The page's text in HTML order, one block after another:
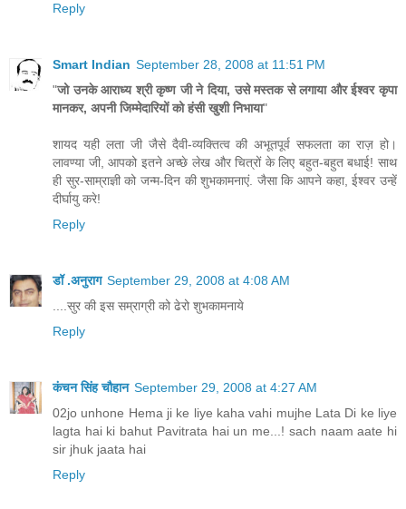
Reply
Smart Indian September 28, 2008 at 11:51 PM
"जो उनके आराध्य श्री कृष्ण जी ने दिया, उसे मस्तक से लगाया और ईश्वर कृपा
मानकर, अपनी जिम्मेदारियों को हंसी खुशी निभाया"
शायद यही लता जी जैसे दैवी-व्यक्तित्व की अभूतपूर्व सफलता का राज़ हो।
लावण्या जी, आपको इतने अच्छे लेख और चित्रों के लिए बहुत-बहुत बधाई! साथ
ही सुर-साम्राज्ञी को जन्म-दिन की शुभकामनाएं. जैसा कि आपने कहा, ईश्वर उन्हें
दीर्घायु करे!
Reply
डॉ .अनुराग September 29, 2008 at 4:08 AM
....सुर की इस सम्राग्री को ढेरो शुभकामनाये
Reply
कंचन सिंह चौहान September 29, 2008 at 4:27 AM
02jo unhone Hema ji ke liye kaha vahi mujhe Lata Di ke liye
lagta hai ki bahut Pavitrata hai un me...! sach naam aate hi
sir jhuk jaata hai
Reply